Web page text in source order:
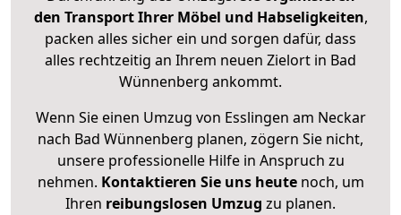
den Transport Ihrer Möbel und Habseligkeiten,
packen alles sicher ein und sorgen dafür, dass
alles rechtzeitig an Ihrem neuen Zielort in Bad
Wünnenberg ankommt.
Wenn Sie einen Umzug von Esslingen am Neckar
nach Bad Wünnenberg planen, zögern Sie nicht,
unsere professionelle Hilfe in Anspruch zu
nehmen. Kontaktieren Sie uns heutenoch, um
Ihren reibungslosen Umzug zu planen.